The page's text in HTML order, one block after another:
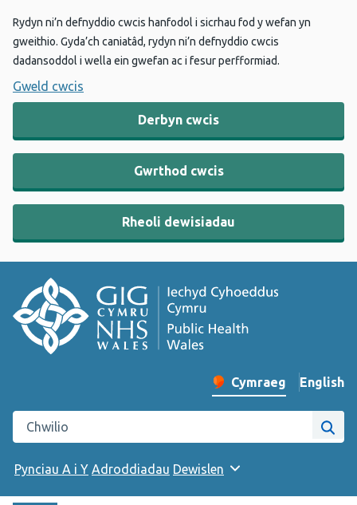
Rydyn ni’n defnyddio cwcis hanfodol i sicrhau fod y wefan yn
gweithio. Gyda’ch caniatâd, rydyn ni’n defnyddio cwcis
dadansoddol i wella ein gwefan ac i fesur perfformiad.
Gweld cwcis
Derbyn cwcis
Gwrthod cwcis
Rheoli dewisiadau
Newid iaith y wefan
Cymraeg English
–
Chwilio gwefan Iechyd Cyhoeddus Cymru
Pynciau A i Y Adroddiadau Dewislen